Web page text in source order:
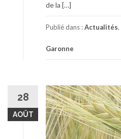
de la […]
Publié dans :Actualités,
Garonne
28
AOÛT